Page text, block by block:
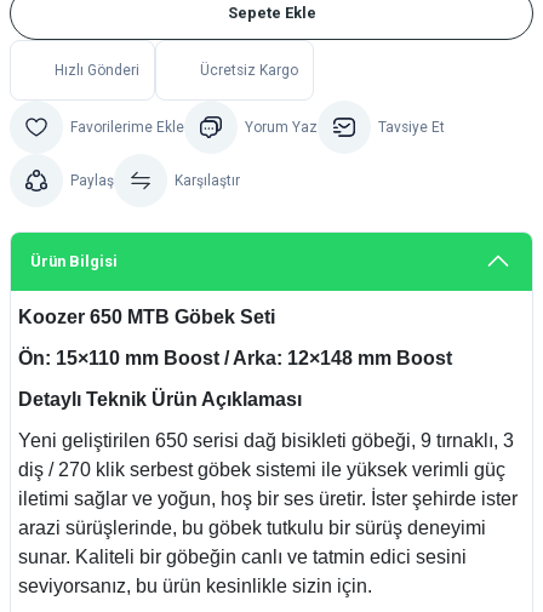
Sepete Ekle
Hızlı Gönderi Ücretsiz Kargo
Yorum Yaz Tavsiye Et
Paylaş Karşılaştır
Ürün Bilgisi
Koozer 650 MTB Göbek Seti
Ön: 15×110 mm Boost / Arka: 12×148 mm Boost
Detaylı Teknik Ürün Açıklaması
Yeni geliştirilen 650 serisi dağ bisikleti göbeği, 9 tırnaklı, 3
diş / 270 klik serbest göbek sistemi ile yüksek verimli güç
iletimi sağlar ve yoğun, hoş bir ses üretir. İster şehirde ister
arazi sürüşlerinde, bu göbek tutkulu bir sürüş deneyimi
sunar. Kaliteli bir göbeğin canlı ve tatmin edici sesini
seviyorsanız, bu ürün kesinlikle sizin için.